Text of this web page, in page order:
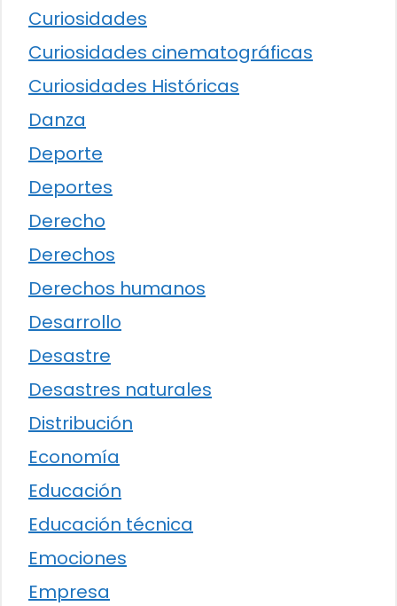
Curiosidades
Curiosidades cinematográficas
Curiosidades Históricas
Danza
Deporte
Deportes
Derecho
Derechos
Derechos humanos
Desarrollo
Desastre
Desastres naturales
Distribución
Economía
Educación
Educación técnica
Emociones
Empresa